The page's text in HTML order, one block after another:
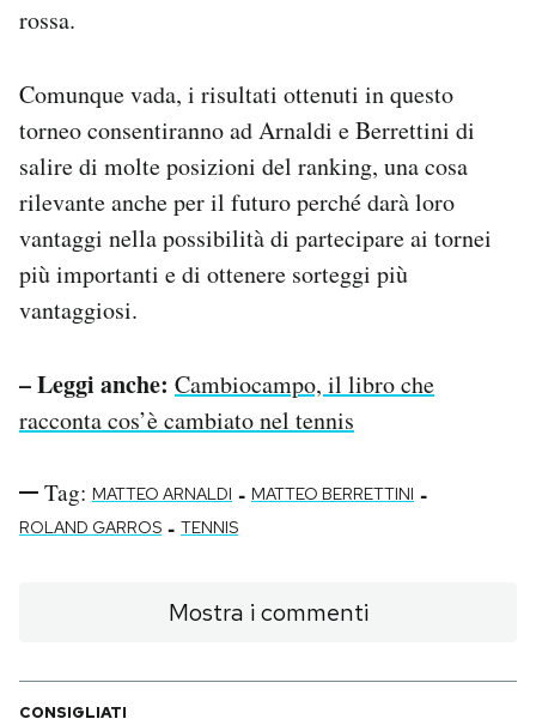
rossa.
Comunque vada, i risultati ottenuti in questo
torneo consentiranno ad Arnaldi e Berrettini di
salire di molte posizioni del ranking, una cosa
rilevante anche per il futuro perché darà loro
vantaggi nella possibilità di partecipare ai tornei
più importanti e di ottenere sorteggi più
vantaggiosi.
– Leggi anche: Cambiocampo, il libro che
racconta cos’è cambiato nel tennis
Tag: MATTEO ARNALDI - MATTEO BERRETTINI -
ROLAND GARROS - TENNIS
Mostra i commenti
CONSIGLIATI